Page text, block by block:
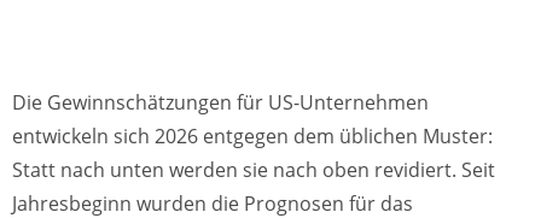
Die Gewinnschätzungen für US-Unternehmen
entwickeln sich 2026 entgegen dem üblichen Muster:
Statt nach unten werden sie nach oben revidiert. Seit
Jahresbeginn wurden die Prognosen für das